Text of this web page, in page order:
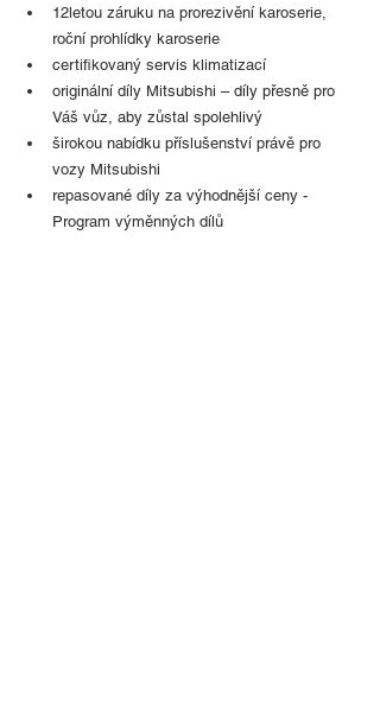
12letou záruku na prorezivění karoserie,
roční prohlídky karoserie
certifikovaný servis klimatizací
originální díly Mitsubishi – díly přesně pro
Váš vůz, aby zůstal spolehlivý
širokou nabídku příslušenství právě pro
vozy Mitsubishi
repasované díly za výhodnější ceny -
Program výměnných dílů